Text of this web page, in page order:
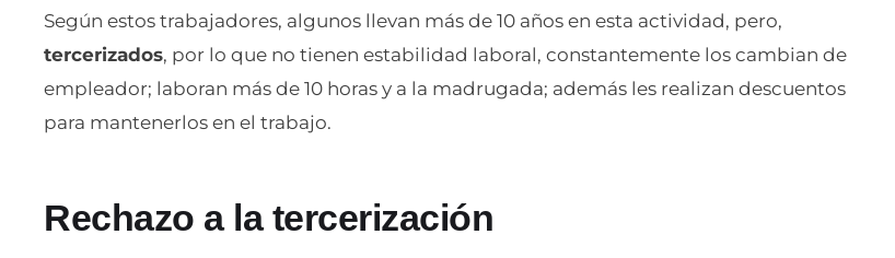
Según estos trabajadores, algunos llevan más de 10 años en esta actividad, pero,
tercerizados, por lo que no tienen estabilidad laboral, constantemente los cambian de
empleador; laboran más de 10 horas y a la madrugada; además les realizan descuentos
para mantenerlos en el trabajo.
Rechazo a la tercerización